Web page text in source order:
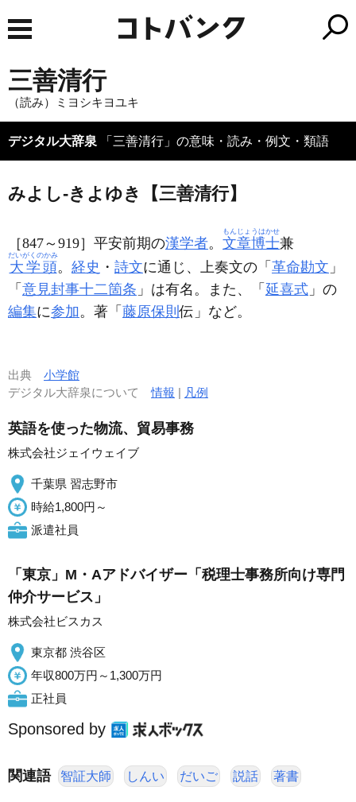
三善清行
（読み）ミヨシキヨユキ
デジタル大辞泉 「三善清行」の意味・読み・例文・類語
みよし‐きよゆき【三善清行】
［847～919］平安前期の漢学者。 文章博士
もんじょうはかせ
兼
大学頭
だいがくのかみ
。 経史 ・ 詩文に通じ、上奏文の「 革命勘文 」
「 意見封事十二箇条 」は有名。また、「 延喜式 」の
編集に参加。著「 藤原保則伝」など。
出典 小学館
デジタル大辞泉について情報 | 凡例
英語を使った物流、貿易事務
株式会社ジェイウェイブ
千葉県 習志野市
時給1,800円～
派遣社員
「東京」M・Aアドバイザー「税理士事務所向け専門
仲介サービス」
株式会社ビスカス
東京都 渋谷区
年収800万円～1,300万円
正社員
Sponsored by
関連語 智証大師 しんい だいご 説話 著書